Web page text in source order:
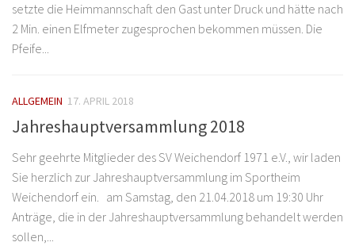
setzte die Heimmannschaft den Gast unter Druck und hätte nach
2 Min. einen Elfmeter zugesprochen bekommen müssen. Die
Pfeife...
ALLGEMEIN 17. APRIL 2018
Jahreshauptversammlung 2018
Sehr geehrte Mitglieder des SV Weichendorf 1971 e.V., wir laden
Sie herzlich zur Jahreshauptversammlung im Sportheim
Weichendorf ein. am Samstag, den 21.04.2018 um 19:30 Uhr
Anträge, die in der Jahreshauptversammlung behandelt werden
sollen,...